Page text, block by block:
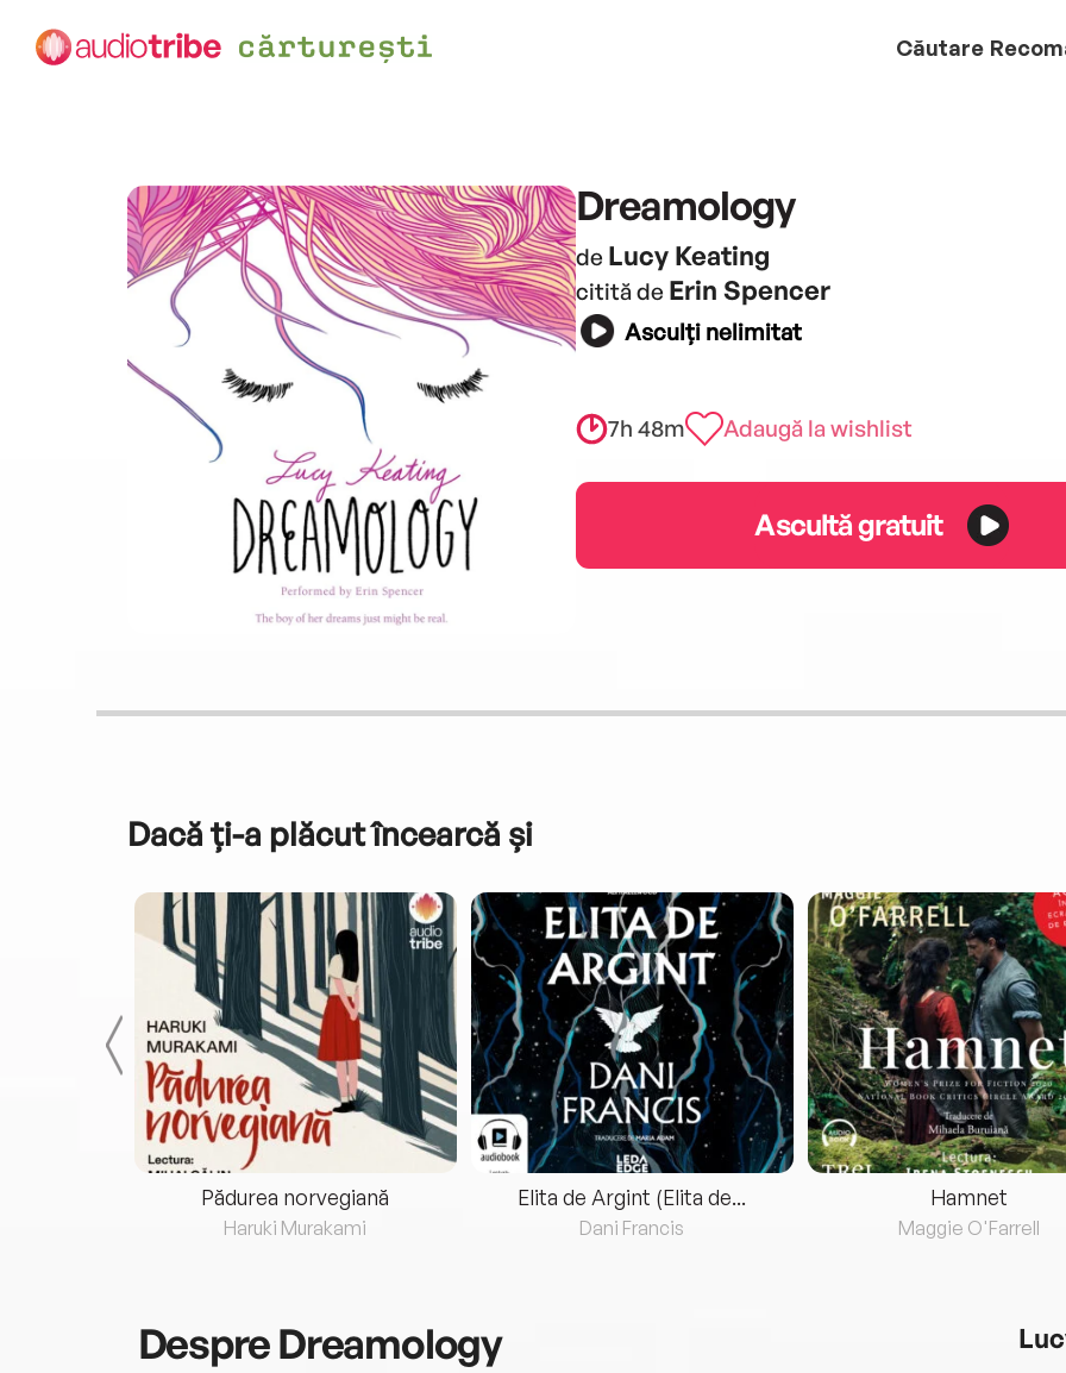
Căutare
Dreamology
de Lucy Keating
citită de Erin Spencer
Asculți nelimitat
7h 48m Adaugă la wishlist
Ascultă gratuit
Dacă ți-a plăcut încearcă și
Pădurea norvegiană
Haruki Murakami
Elita de Argint (Elita de...
Dani Francis
Hamnet
Maggie O'Farrell
DespreDreamology